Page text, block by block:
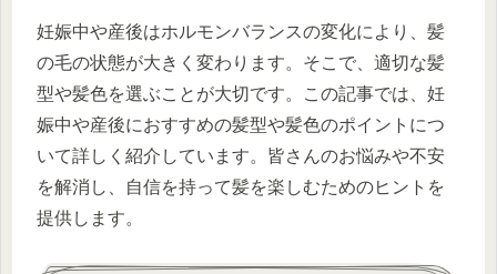
妊娠中や産後はホルモンバランスの変化により、髪
の毛の状態が大きく変わります。そこで、適切な髪
型や髪色を選ぶことが大切です。この記事では、妊
娠中や産後におすすめの髪型や髪色のポイントにつ
いて詳しく紹介しています。皆さんのお悩みや不安
を解消し、自信を持って髪を楽しむためのヒントを
提供します。